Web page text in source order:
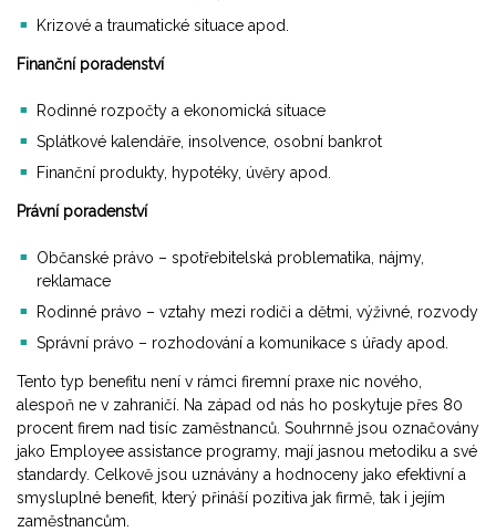
Krizové a traumatické situace apod.
Finanční poradenství
Rodinné rozpočty a ekonomická situace
Splátkové kalendáře, insolvence, osobní bankrot
Finanční produkty, hypotéky, úvěry apod.
Právní poradenství
Občanské právo – spotřebitelská problematika, nájmy,
reklamace
Rodinné právo – vztahy mezi rodiči a dětmi, výživné, rozvody
Správní právo – rozhodování a komunikace s úřady apod.
Tento typ benefitu není v rámci firemní praxe nic nového,
alespoň ne v zahraničí. Na západ od nás ho poskytuje přes 80
procent firem nad tisíc zaměstnanců. Souhrnně jsou označovány
jako Employee assistance programy, mají jasnou metodiku a své
standardy. Celkově jsou uznávány a hodnoceny jako efektivní a
smysluplné benefit, který přináší pozitiva jak firmě, tak i jejím
zaměstnancům.